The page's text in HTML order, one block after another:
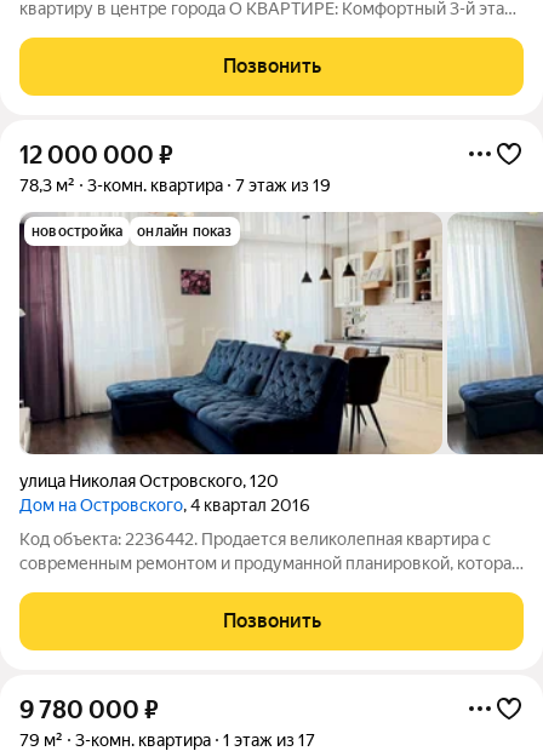
квартиру в центре города О КВАРТИРЕ: Комфортный 3-й этаж
кухня с обеденной зоной
Позвонить
12 000 000 ₽
78,3 м² 3-комн. квартира 7 этаж из 19
новостройка онлайн показ
улица Николая Островского,120
Дом на Островского, 4 квартал 2016
Код объекта: 2236442. Продается великолепная квартира с
современным ремонтом и продуманной планировкой, которая
предложение в самом сердце города, где престиж и комфорт
идут рука об руку. Вся
Позвонить
9 780 000 ₽
79 м² 3-комн. квартира 1 этаж из 17